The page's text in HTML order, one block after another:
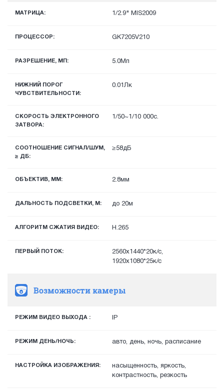
МАТРИЦА: 1/2.9" MIS2009
ПРОЦЕССОР: GK7205V210
РАЗРЕШЕНИЕ, МП: 5.0Мп
НИЖНИЙ ПОРОГ
ЧУВСТВИТЕЛЬНОСТИ:
0.01Лк
СКОРОСТЬ ЭЛЕКТРОННОГО
ЗАТВОРА:
1/50~1/10 000с.
СООТНОШЕНИЕ СИГНАЛ/ШУМ,
≥ ДБ:
≥58дБ
ОБЪЕКТИВ, ММ: 2.8мм
ДАЛЬНОСТЬ ПОДСВЕТКИ, М: до 20м
АЛГОРИТМ СЖАТИЯ ВИДЕО: H.265
ПЕРВЫЙ ПОТОК:
2560x1440*20к/с,
1920х1080*25к/с
Возможности камеры
РЕЖИМ ВИДЕО ВЫХОДА : IP
РЕЖИМ ДЕНЬ/НОЧЬ: авто, день, ночь, расписание
НАСТРОЙКА ИЗОБРАЖЕНИЯ:
насыщенность, яркость,
контрастность, резкость